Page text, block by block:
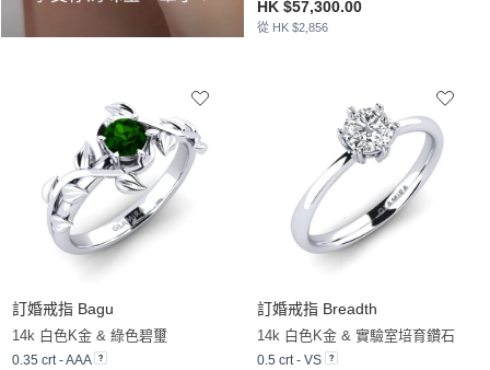
HK $57,300.00
從 HK $2,856
訂婚戒指 Bagu
14k 白色K金 & 綠色碧璽
0.35 crt - AAA
訂婚戒指 Breadth
14k 白色K金 & 實驗室培育鑽石
0.5 crt - VS